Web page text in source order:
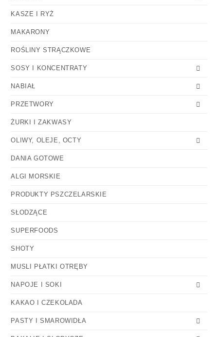
KASZE I RYŻ
MAKARONY
ROŚLINY STRĄCZKOWE
SOSY I KONCENTRATY
NABIAŁ
PRZETWORY
ŻURKI I ZAKWASY
OLIWY, OLEJE, OCTY
DANIA GOTOWE
ALGI MORSKIE
PRODUKTY PSZCZELARSKIE
SŁODZĄCE
SUPERFOODS
SHOTY
MUSLI PŁATKI OTRĘBY
NAPOJE I SOKI
KAKAO I CZEKOLADA
PASTY I SMAROWIDŁA